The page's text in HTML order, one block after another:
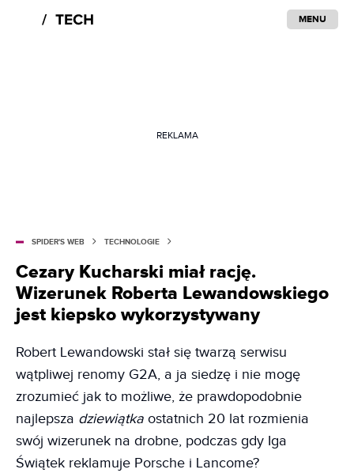
MENU
REKLAMA
SPIDER'S WEB TECHNOLOGIE
Cezary Kucharski miał rację.
Wizerunek Roberta Lewandowskiego
jest kiepsko wykorzystywany
Robert Lewandowski stał się twarzą serwisu
wątpliwej renomy G2A, a ja siedzę i nie mogę
zrozumieć jak to możliwe, że prawdopodobnie
najlepsza dziewiątka ostatnich 20 lat rozmienia
swój wizerunek na drobne, podczas gdy Iga
Świątek reklamuje Porsche i Lancome?